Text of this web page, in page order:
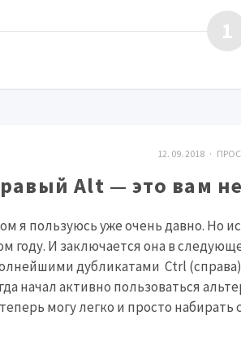
1
12. 09. 2018 ·
Alt — это вам
я пользуюсь уже очень давно. Но
году. И заключается она в
дубликатами Ctrl (справа)
начал активно пользоваться
могу легко и просто